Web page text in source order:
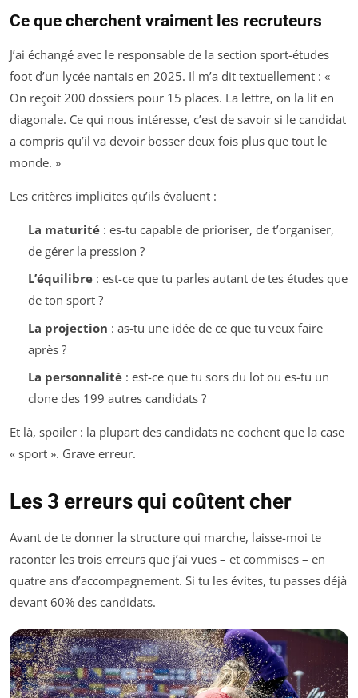
Ce que cherchent vraiment les recruteurs
J’ai échangé avec le responsable de la section sport-études
foot d’un lycée nantais en 2025. Il m’a dit textuellement : «
On reçoit 200 dossiers pour 15 places. La lettre, on la lit en
diagonale. Ce qui nous intéresse, c’est de savoir si le candidat
a compris qu’il va devoir bosser deux fois plus que tout le
monde. »
Les critères implicites qu’ils évaluent :
La maturité: es-tu capable de prioriser, de t’organiser,
de gérer la pression ?
L’équilibre: est-ce que tu parles autant de tes études que
de ton sport ?
La projection : as-tu une idée de ce que tu veux faire
après ?
La personnalité: est-ce que tu sors du lot ou es-tu un
clone des 199 autres candidats ?
Et là, spoiler : la plupart des candidats ne cochent que la case
« sport ». Grave erreur.
Les 3 erreurs qui coûtent cher
Avant de te donner la structure qui marche, laisse-moi te
raconter les trois erreurs que j’ai vues – et commises – en
quatre ans d’accompagnement. Si tu les évites, tu passes déjà
devant 60% des candidats.